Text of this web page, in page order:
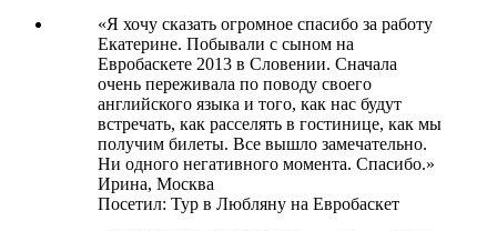
«Я хочу сказать огромное спасибо за работу
Екатерине. Побывали с сыном на
Евробаскете 2013 в Словении. Сначала
очень переживала по поводу своего
английского языка и того, как нас будут
встречать, как расселять в гостинице, как мы
получим билеты. Все вышло замечательно.
Ни одного негативного момента. Спасибо.»
Ирина, Москва
Посетил: Тур в Любляну на Евробаскет